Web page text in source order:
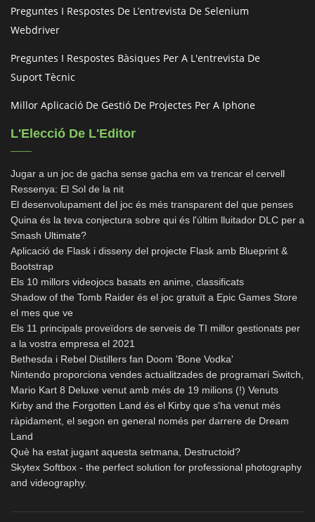
Preguntes I Respostes De L’entrevista De Selenium
Webdriver
Preguntes I Respostes Bàsiques Per A L'entrevista De
Suport Tècnic
Millor Aplicació De Gestió De Projectes Per A Iphone
L'Elecció De L'Editor
Jugar a un joc de gacha sense gacha em va trencar el cervell
Ressenya: El Sol de la nit
El desenvolupament del joc és més transparent del que penses
Quina és la teva conjectura sobre qui és l'últim lluitador DLC per a
Smash Ultimate?
Aplicació de Flask i disseny del projecte Flask amb Blueprint &
Bootstrap
Els 10 millors videojocs basats en anime, classificats
Shadow of the Tomb Raider és el joc gratuït a Epic Games Store
el mes que ve
Els 11 principals proveïdors de serveis de TI millor gestionats per
a la vostra empresa el 2021
Bethesda i Rebel Distillers fan Doom 'Bone Vodka'
Nintendo proporciona vendes actualitzades de programari Switch,
Mario Kart 8 Deluxe venut amb més de 19 milions (!) Venuts
Kirby and the Forgotten Land és el Kirby que s'ha venut més
ràpidament, el segon en general només per darrere de Dream
Land
Què ha estat jugant aquesta setmana, Destructoid?
Skytex Softbox - the perfect solution for professional photography
and videography.